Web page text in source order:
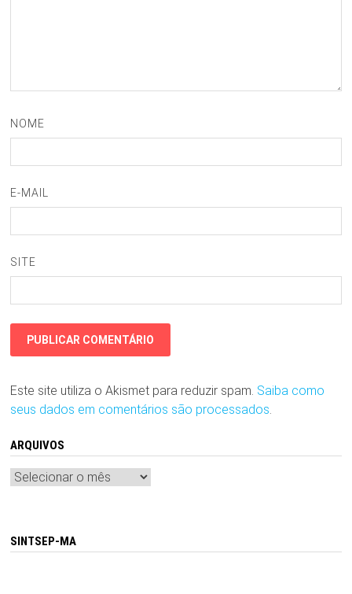
NOME
E-MAIL
SITE
Este site utiliza o Akismet para reduzir spam. Saiba como
seus dados em comentários são processados.
ARQUIVOS
Arquivos
SINTSEP-MA